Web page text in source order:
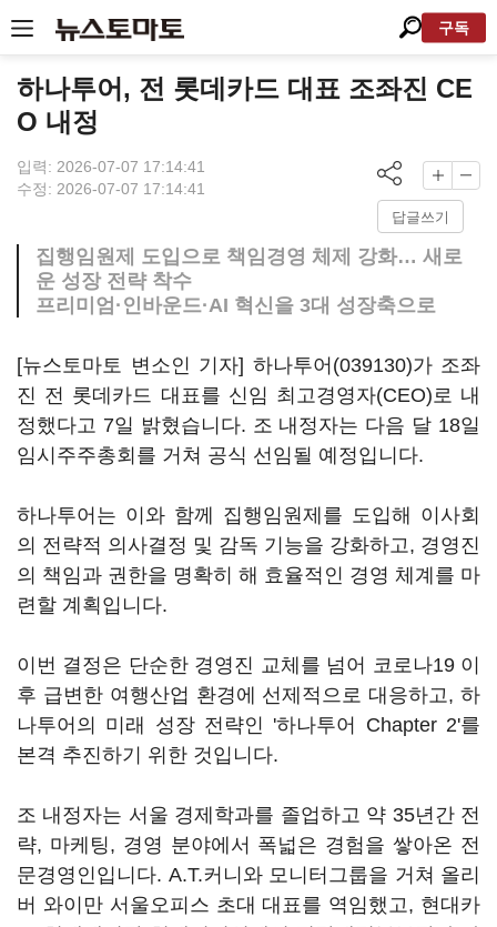
구독
하나투어, 전 롯데카드 대표 조좌진 CE
O 내정
입력: 2026-07-07 17:14:41
수정: 2026-07-07 17:14:41
답글쓰기
집행임원제 도입으로 책임경영 체제 강화… 새로
운 성장 전략 착수
프리미엄·인바운드·AI 혁신을 3대 성장축으로
[뉴스토마토 변소인 기자] 하나투어(039130)가 조좌
진 전 롯데카드 대표를 신임 최고경영자(CEO)로 내
정했다고 7일 밝혔습니다. 조 내정자는 다음 달 18일
임시주주총회를 거쳐 공식 선임될 예정입니다.
하나투어는 이와 함께 집행임원제를 도입해 이사회
의 전략적 의사결정 및 감독 기능을 강화하고, 경영진
의 책임과 권한을 명확히 해 효율적인 경영 체계를 마
련할 계획입니다.
이번 결정은 단순한 경영진 교체를 넘어 코로나19 이
후 급변한 여행산업 환경에 선제적으로 대응하고, 하
나투어의 미래 성장 전략인 '하나투어 Chapter 2'를
본격 추진하기 위한 것입니다.
조 내정자는 서울 경제학과를 졸업하고 약 35년간 전
략, 마케팅, 경영 분야에서 폭넓은 경험을 쌓아온 전
문경영인입니다. A.T.커니와 모니터그룹을 거쳐 올리
버 와이만 서울오피스 초대 대표를 역임했고, 현대카